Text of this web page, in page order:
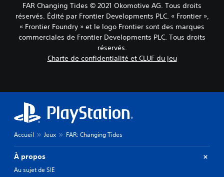
FAR Changing Tides © 2021 Okomotive AG. Tous droits
réservés. Édité par Frontier Developments PLC. « Frontier »,
« Frontier Foundry » et le logo Frontier sont des marques
commerciales de Frontier Developments PLC. Tous droits
réservés.
Charte de confidentialité et CLUF du jeu
Accueil Jeux FAR: Changing Tides
À propos
Au sujet de SIE